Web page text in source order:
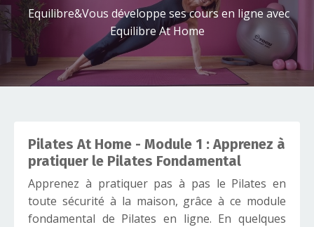
Equilibre&Vous développe ses cours en ligne avec
Equilibre At Home
Pilates At Home - Module 1 : Apprenez à
pratiquer le Pilates Fondamental
Apprenez à pratiquer pas à pas le Pilates en
toute sécurité à la maison, grâce à ce module
fondamental de Pilates en ligne. En quelques